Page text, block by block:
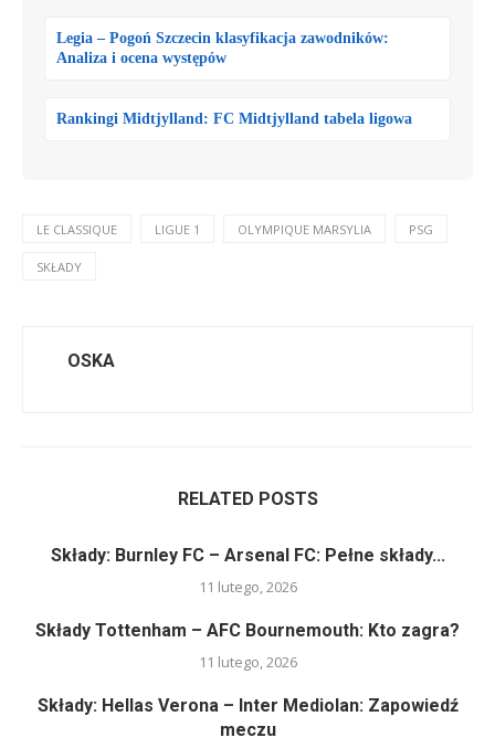
Legia – Pogoń Szczecin klasyfikacja zawodników:
Analiza i ocena występów
Rankingi Midtjylland: FC Midtjylland tabela ligowa
LE CLASSIQUE LIGUE 1 OLYMPIQUE MARSYLIA PSG
SKŁADY
OSKA
RELATED POSTS
Składy: Burnley FC – Arsenal FC: Pełne składy...
11 lutego, 2026
Składy Tottenham – AFC Bournemouth: Kto zagra?
11 lutego, 2026
Składy: Hellas Verona – Inter Mediolan: Zapowiedź
meczu